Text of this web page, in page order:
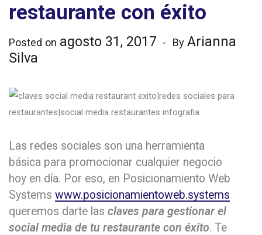
restaurante con éxito
Posted on agosto 31, 2017 By Arianna
Silva
Las redes sociales son una herramienta
básica para promocionar cualquier negocio
hoy en día. Por eso, en Posicionamiento Web
Systems www.posicionamientoweb.systems
queremos darte las claves para gestionar el
social media de tu restaurante con éxito. Te